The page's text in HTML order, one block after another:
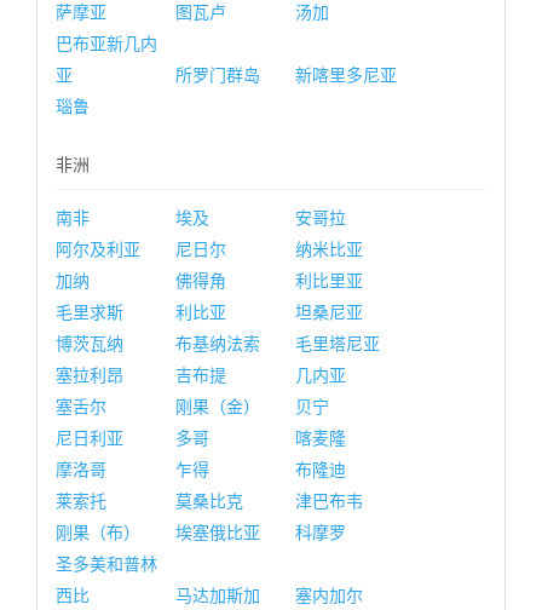
萨摩亚
图瓦卢
汤加
巴布亚新几内
亚
所罗门群岛
新喀里多尼亚
瑙鲁
非洲
南非 埃及
安哥拉
阿尔及利亚
尼日尔
纳米比亚
加纳
佛得角
利比里亚
毛里求斯
利比亚
坦桑尼亚
博茨瓦纳
布基纳法索
毛里塔尼亚
塞拉利昂
吉布提
几内亚
塞舌尔
刚果（金）
贝宁
尼日利亚
多哥
喀麦隆
摩洛哥
乍得
布隆迪
莱索托
莫桑比克
津巴布韦
刚果（布）
埃塞俄比亚
科摩罗
圣多美和普林
西比
马达加斯加 塞内加尔